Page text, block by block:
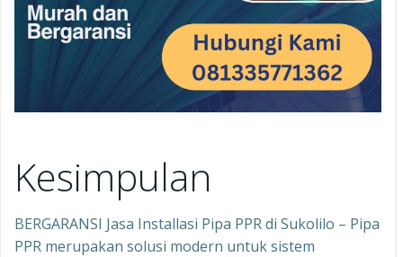
Kesimpulan
BERGARANSI Jasa Installasi Pipa PPR di Sukolilo – Pipa
PPR merupakan solusi modern untuk sistem